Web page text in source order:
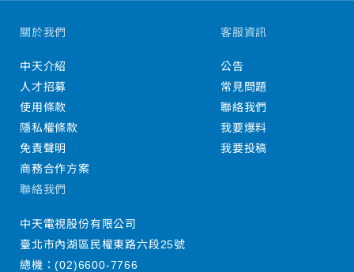
關於我們
中天介紹
人才招募
使用條款
隱私權條款
免責聲明
商務合作方案
客服資訊
公告
常見問題
聯絡我們
我要爆料
我要投稿
聯絡我們
中天電視股份有限公司
臺北市內湖區民權東路六段25號
總機：(02)6600-7766